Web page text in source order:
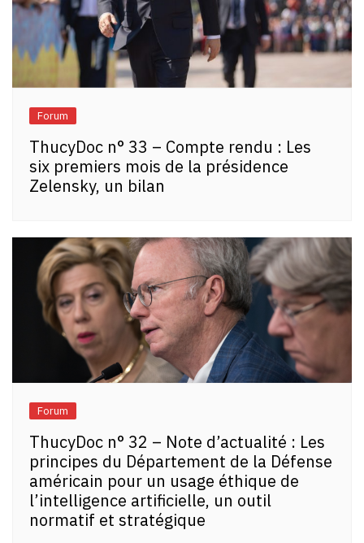
Forum
ThucyDoc n° 33 – Compte rendu : Les
six premiers mois de la présidence
Zelensky, un bilan
Forum
ThucyDoc n° 32 – Note d’actualité : Les
principes du Département de la Défense
américain pour un usage éthique de
l’intelligence artificielle, un outil
normatif et stratégique